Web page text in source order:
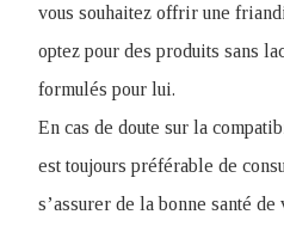
vous souhaitez offrir une
optez pour des produits sans
formulés pour lui.
En cas de doute sur la
est toujours préférable de
s’assurer de la bonne santé de